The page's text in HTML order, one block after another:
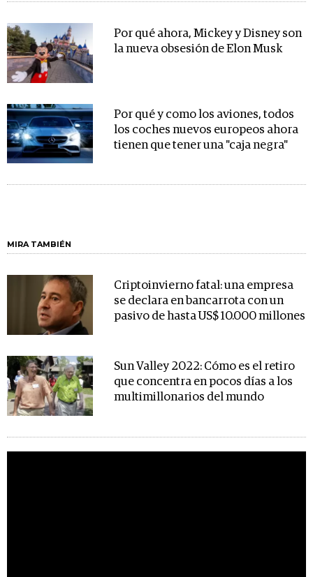
Por qué ahora, Mickey y Disney son
la nueva obsesión de Elon Musk
Por qué y como los aviones, todos
los coches nuevos europeos ahora
tienen que tener una "caja negra"
MIRA TAMBIÉN
Criptoinvierno fatal: una empresa
se declara en bancarrota con un
pasivo de hasta US$ 10.000 millones
Sun Valley 2022: Cómo es el retiro
que concentra en pocos días a los
multimillonarios del mundo